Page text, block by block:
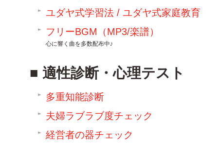
ユダヤ式学習法 / ユダヤ式家庭教育
フリーBGM（MP3/楽譜）
心に響く曲を多数配布中♪
適性診断・心理テスト
多重知能診断
夫婦ラブラブ度チェック
経営者の器チェック